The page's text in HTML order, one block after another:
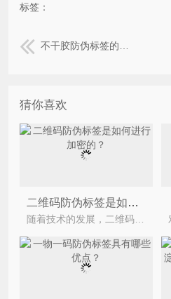
标签：
不干胶防伪标签的材料种类有哪些？
猜你喜欢
二维码防伪标签是如何进行加密的？